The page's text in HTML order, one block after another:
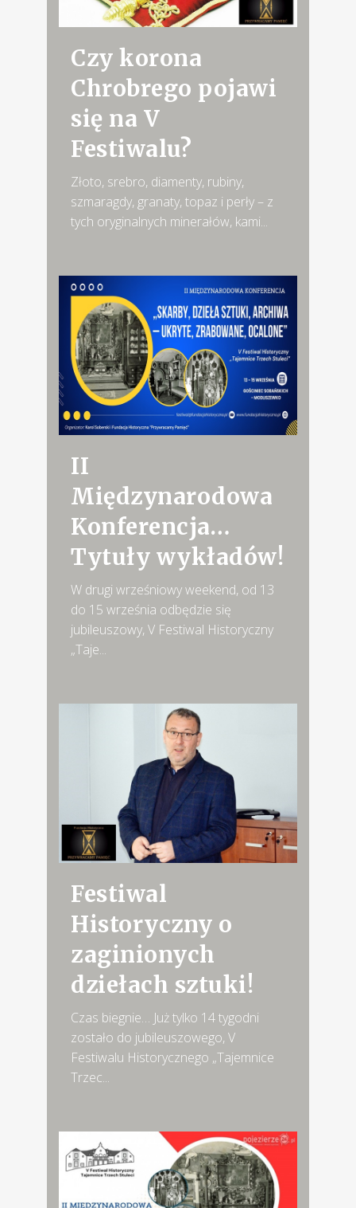
Czy korona
Chrobrego pojawi
się na V
Festiwalu?
Złoto, srebro, diamenty, rubiny,
szmaragdy, granaty, topaz i perły – z
tych oryginalnych minerałów, kami...
II
Międzynarodowa
Konferencja…
Tytuły wykładów!
W drugi wrześniowy weekend, od 13
do 15 września odbędzie się
jubileuszowy, V Festiwal Historyczny
„Taje...
Festiwal
Historyczny o
zaginionych
dziełach sztuki!
Czas biegnie… Już tylko 14 tygodni
zostało do jubileuszowego, V
Festiwalu Historycznego „Tajemnice
Trzec...